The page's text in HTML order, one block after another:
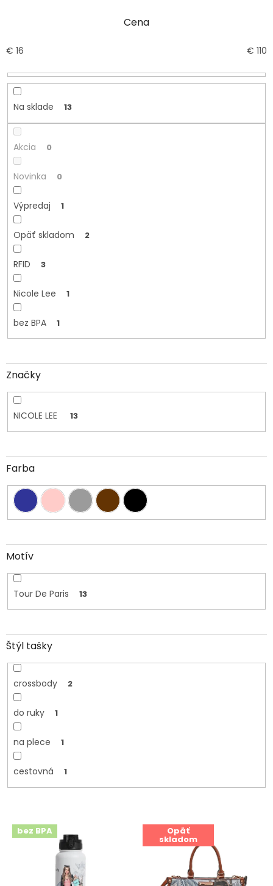
r
d
t
Cena
€ 16 € 110
Na sklade 13
Akcia 0
Novinka 0
Výpredaj 1
Opäť skladom 2
RFID 3
Nicole Lee 1
bez BPA 1
Značky
NICOLE LEE 13
Farba
Motív
Tour De Paris 13
Štýl tašky
crossbody 2
do ruky 1
na plece 1
cestovná 1
V bez BPA Opäť
skladom